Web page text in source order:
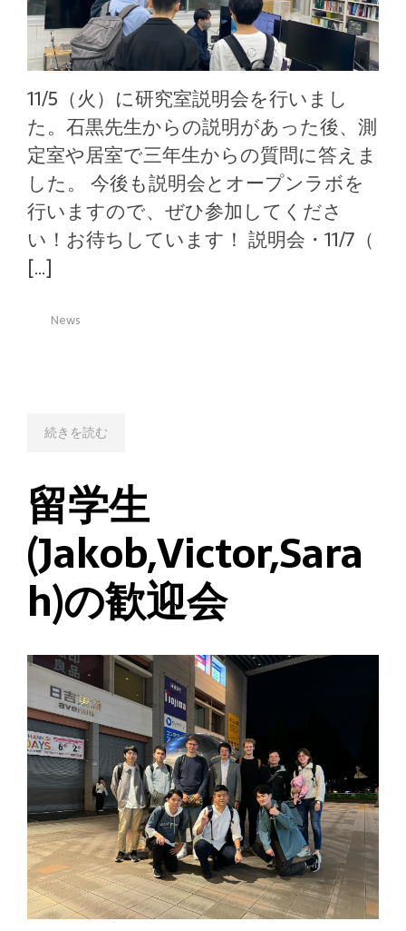
11/5（火）に研究室説明会を行いまし
た。石黒先生からの説明があった後、測
定室や居室で三年生からの質問に答えま
した。 今後も説明会とオープンラボを
行いますので、ぜひ参加してくださ
い！お待ちしています！ 説明会・11/7（
[…]
News
続きを読む
留学生
(Jakob,Victor,Sara
h)の歓迎会